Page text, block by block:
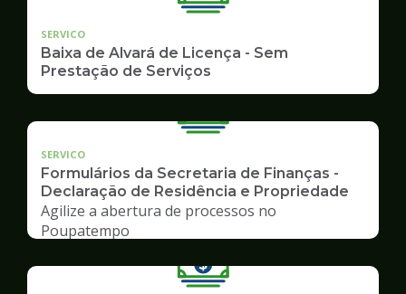
SERVICO
Baixa de Alvará de Licença - Sem
Prestação de Serviços
SERVICO
Formulários da Secretaria de Finanças -
Declaração de Residência e Propriedade
Agilize a abertura de processos no
Poupatempo